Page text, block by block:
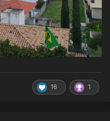
16 1